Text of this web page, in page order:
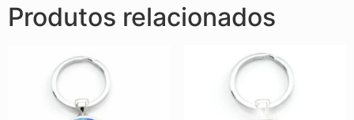
Produtos relacionados